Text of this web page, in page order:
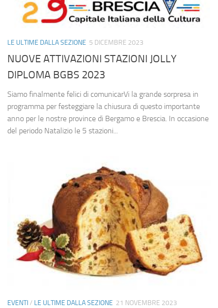
LE ULTIME DALLA SEZIONE 5 DICEMBRE 2023
NUOVE ATTIVAZIONI STAZIONI JOLLY
DIPLOMA BGBS 2023
Siamo finalmente felici di comunicarVi la grande sorpresa in
programma per festeggiare la chiusura di questo importante
anno per le nostre province di Bergamo e Brescia. In occasione
del periodo Natalizio le 5 stazioni...
EVENTI/ LE ULTIME DALLA SEZIONE 21 NOVEMBRE 2023